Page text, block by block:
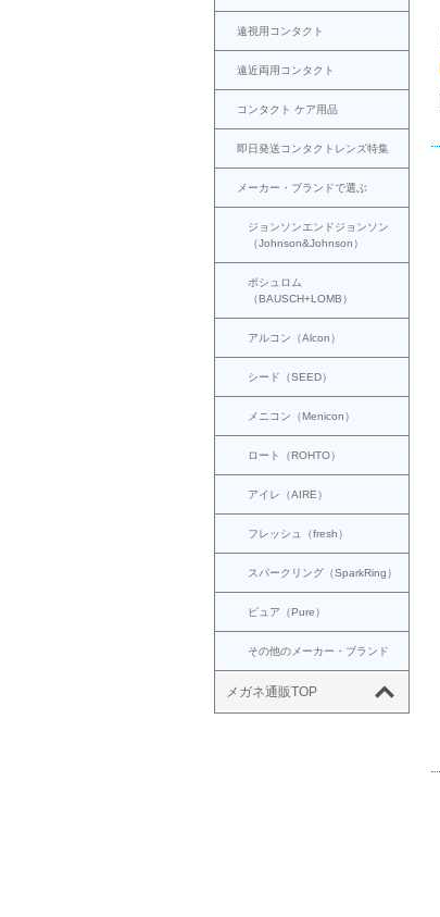
遠視用コンタクト
遠近両用コンタクト
コンタクト ケア用品
即日発送コンタクトレンズ特集
メーカー・ブランドで選ぶ
ジョンソンエンドジョンソン
（Johnson&Johnson）
ボシュロム
（BAUSCH+LOMB）
アルコン（Alcon）
シード（SEED）
メニコン（Menicon）
ロート（ROHTO）
アイレ（AIRE）
フレッシュ（fresh）
スパークリング（SparkRing）
ピュア（Pure）
その他のメーカー・ブランド
メガネ通販TOP